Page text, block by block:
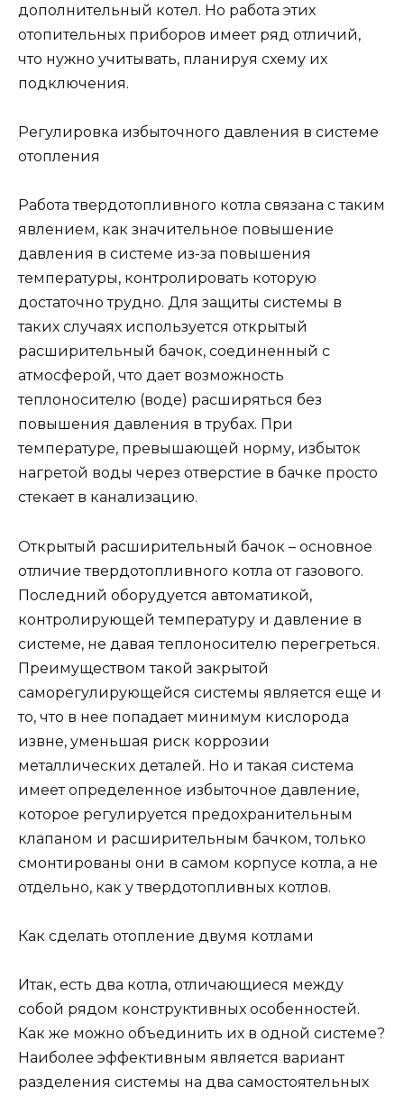
дополнительный котел. Но работа этих
отопительных приборов имеет ряд отличий,
что нужно учитывать, планируя схему их
подключения.
Регулировка избыточного давления в системе
отопления
Работа твердотопливного котла связана с таким
явлением, как значительное повышение
давления в системе из-за повышения
температуры, контролировать которую
достаточно трудно. Для защиты системы в
таких случаях используется открытый
расширительный бачок, соединенный с
атмосферой, что дает возможность
теплоносителю (воде) расширяться без
повышения давления в трубах. При
температуре, превышающей норму, избыток
нагретой воды через отверстие в бачке просто
стекает в канализацию.
Открытый расширительный бачок – основное
отличие твердотопливного котла от газового.
Последний оборудуется автоматикой,
контролирующей температуру и давление в
системе, не давая теплоносителю перегреться.
Преимуществом такой закрытой
саморегулирующейся системы является еще и
то, что в нее попадает минимум кислорода
извне, уменьшая риск коррозии
металлических деталей. Но и такая система
имеет определенное избыточное давление,
которое регулируется предохранительным
клапаном и расширительным бачком, только
смонтированы они в самом корпусе котла, а не
отдельно, как у твердотопливных котлов.
Как сделать отопление двумя котлами
Итак, есть два котла, отличающиеся между
собой рядом конструктивных особенностей.
Как же можно объединить их в одной системе?
Наиболее эффективным является вариант
разделения системы на два самостоятельных